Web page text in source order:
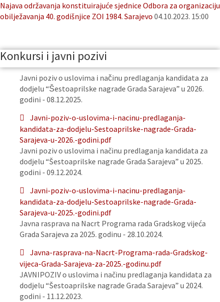
Najava održavanja konstituirajuće sjednice Odbora za organizaciju
obilježavanja 40. godišnjice ZOI 1984. Sarajevo 04.10.2023. 15:00
Konkursi i javni pozivi
Javni poziv o uslovima i načinu predlaganja kandidata za
dodjelu “Šestoaprilske nagrade Grada Sarajeva” u 2026.
godini - 08.12.2025.
Javni-poziv-o-uslovima-i-nacinu-predlaganja-
kandidata-za-dodjelu-Sestoaprilske-nagrade-Grada-
Sarajeva-u-2026.-godini.pdf
Javni poziv o uslovima i načinu predlaganja kandidata za
dodjelu “Šestoaprilske nagrade Grada Sarajeva” u 2025.
godini - 09.12.2024.
Javni-poziv-o-uslovima-i-nacinu-predlaganja-
kandidata-za-dodjelu-Sestoaprilske-nagrade-Grada-
Sarajeva-u-2025.-godini.pdf
Javna rasprava na Nacrt Programa rada Gradskog vijeća
Grada Sarajeva za 2025. godinu - 28.10.2024.
Javna-rasprava-na-Nacrt-Programa-rada-Gradskog-
vijeca-Grada-Sarajeva-za-2025.-godinu.pdf
JAVNIPOZIV o uslovima i načinu predlaganja kandidata za
dodjelu “Šestoaprilske nagrade Grada Sarajeva” u 2024.
godini - 11.12.2023.